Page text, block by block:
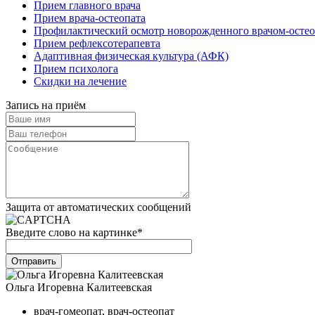
Прием главного врача
Прием врача-остеопата
Профилактический осмотр новорожденного врачом-
Прием рефлексотерапевта
Адаптивная физическая культура (АФК)
Прием психолога
Скидки на лечение
Запись на приём
Защита от автоматических сообщений
Введите слово на картинке*
Отправить
Ольга Игоревна Калитеевская
врач-гомеопат, врач-остеопат